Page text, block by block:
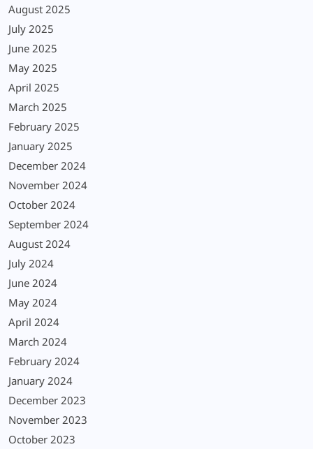
August 2025
July 2025
June 2025
May 2025
April 2025
March 2025
February 2025
January 2025
December 2024
November 2024
October 2024
September 2024
August 2024
July 2024
June 2024
May 2024
April 2024
March 2024
February 2024
January 2024
December 2023
November 2023
October 2023